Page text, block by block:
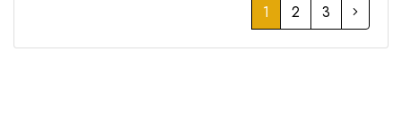
1
2 3